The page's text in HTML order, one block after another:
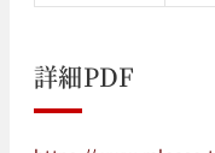
詳細PDF